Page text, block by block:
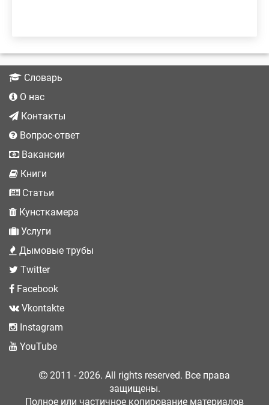
Словарь
О нас
Контакты
Вопрос-ответ
Вакансии
Книги
Статьи
Кунсткамера
Услуги
Дымовые трубы
Twitter
Facebook
Vkontakte
Instagram
YouTube
2011 - 2026. All rights reserved. Все права
защищены.
Полное или частичное копирование материалов